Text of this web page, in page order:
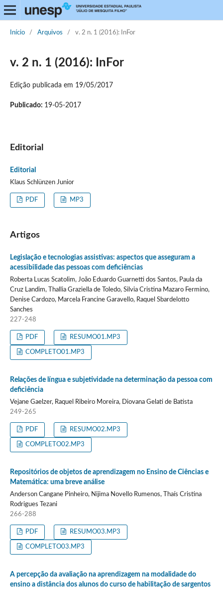
Início / Arquivos / v. 2 n. 1 (2016): InFor
v. 2 n. 1 (2016): InFor
Edição publicada em 19/05/2017
Publicado: 19-05-2017
Editorial
Editorial
Klaus Schlünzen Junior
PDF MP3
Artigos
Legislação e tecnologias assistivas: aspectos que asseguram a
acessibilidade das pessoas com deficiências
Roberta Lucas Scatolim, João Eduardo Guarnetti dos Santos, Paula da
Cruz Landim, Thallia Graziella de Toledo, Silvia Cristina Mazaro Fermino,
Denise Cardozo, Marcela Francine Garavello, Raquel Sbardelotto
Sanches
227-248
PDF RESUMO01.MP3
COMPLETO01.MP3
Relações de língua e subjetividade na determinação da pessoa com
deficiência
Vejane Gaelzer, Raquel Ribeiro Moreira, Diovana Gelati de Batista
249-265
PDF RESUMO02.MP3
COMPLETO02.MP3
Repositórios de objetos de aprendizagem no Ensino de Ciências e
Matemática: uma breve análise
Anderson Cangane Pinheiro, Nijima Novello Rumenos, Thaís Cristina
Rodrigues Tezani
266-288
PDF RESUMO03.MP3
COMPLETO03.MP3
A percepção da avaliação na aprendizagem na modalidade do
ensino a distância dos alunos do curso de habilitação de sargentos